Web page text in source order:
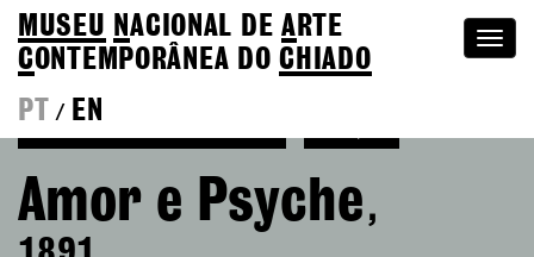
MUSEU NACIONAL DEA RTE
CONTEMPORÂNEA DOCHIADO
PT
/ EN
Amor e Psyche ,